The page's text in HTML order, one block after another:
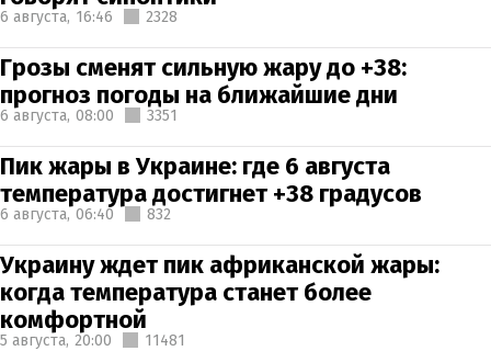
6 августа, 16:46 2328
Грозы сменят сильную жару до +38:
прогноз погоды на ближайшие дни
6 августа, 08:00 3351
Пик жары в Украине: где 6 августа
температура достигнет +38 градусов
6 августа, 06:40 832
Украину ждет пик африканской жары:
когда температура станет более
комфортной
5 августа, 20:00 11481